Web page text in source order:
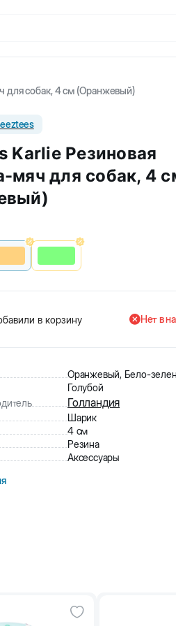
для собак, 4 см (Оранжевый)
Karlie Резиновая
мяч для собак, 4
в корзину
в корзину
Нет в
Оранжевый, Бело-
Голубой
Голландия
Шарик
4 см
Резина
Аксессуары